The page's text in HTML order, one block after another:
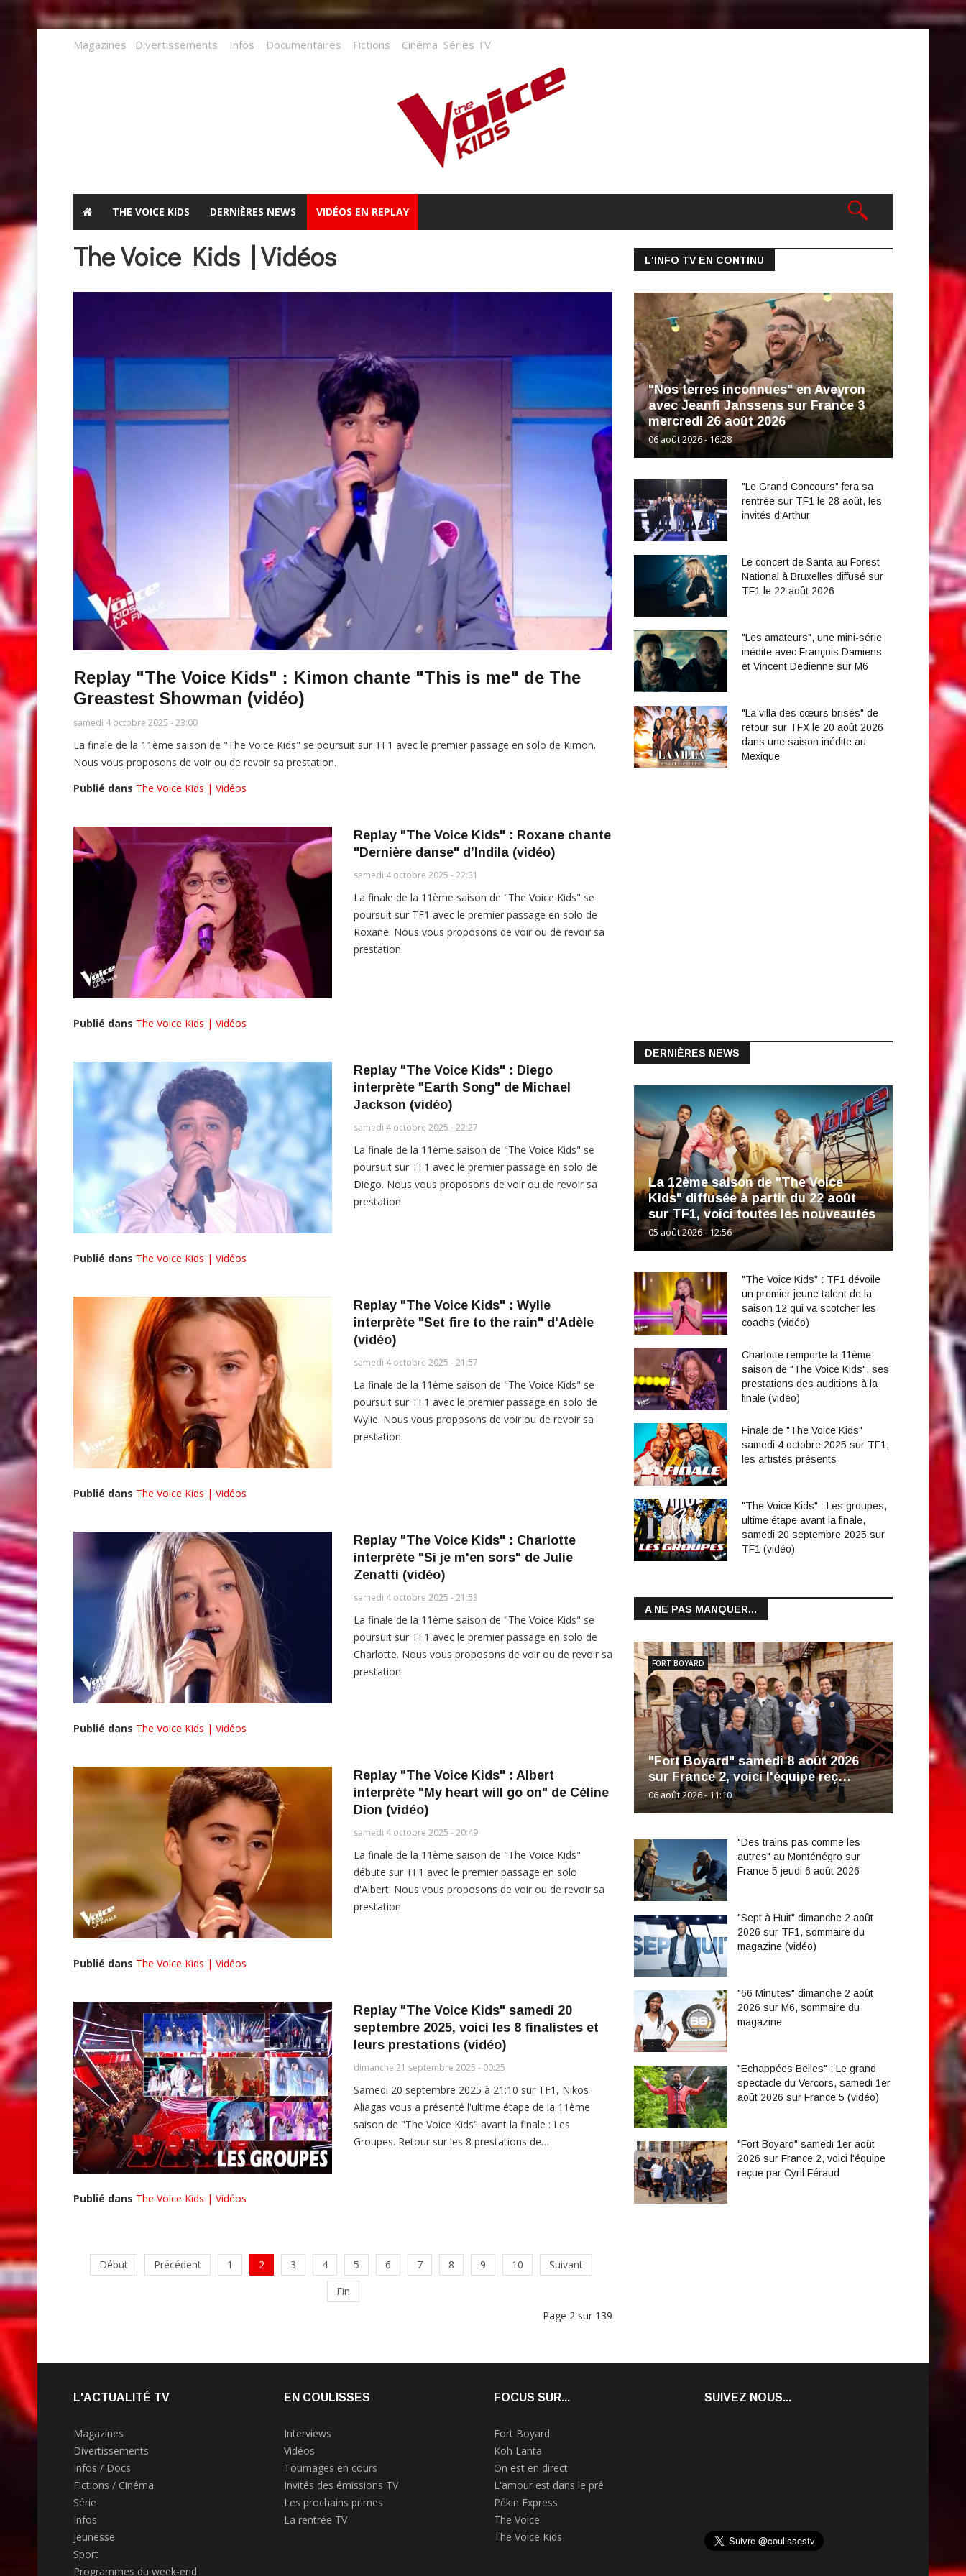
Magazines Divertissements Infos Documentaires Fictions Cinéma Séries TV
THE VOICE KIDS DERNIÈRES NEWS VIDÉOS EN REPLAY
The Voice Kids | Vidéos
Replay "The Voice Kids" : Kimon chante "This is me" de The
Greastest Showman (vidéo)
samedi 4 octobre 2025 - 23:00
La finale de la 11ème saison de "The Voice Kids" se poursuit sur TF1 avec le premier passage en solo de Kimon.
Nous vous proposons de voir ou de revoir sa prestation.
Publié dans The Voice Kids | Vidéos
Replay "The Voice Kids" : Roxane chante
"Dernière danse" d’Indila (vidéo)
samedi 4 octobre 2025 - 22:31
La finale de la 11ème saison de "The Voice Kids" se
poursuit sur TF1 avec le premier passage en solo de
Roxane. Nous vous proposons de voir ou de revoir sa
prestation.
Publié dans The Voice Kids | Vidéos
Replay "The Voice Kids" : Diego
interprète "Earth Song" de Michael
Jackson (vidéo)
samedi 4 octobre 2025 - 22:27
La finale de la 11ème saison de "The Voice Kids" se
poursuit sur TF1 avec le premier passage en solo de
Diego. Nous vous proposons de voir ou de revoir sa
prestation.
Publié dans The Voice Kids | Vidéos
Replay "The Voice Kids" : Wylie
interprète "Set fire to the rain" d'Adèle
(vidéo)
samedi 4 octobre 2025 - 21:57
La finale de la 11ème saison de "The Voice Kids" se
poursuit sur TF1 avec le premier passage en solo de
Wylie. Nous vous proposons de voir ou de revoir sa
prestation.
Publié dans The Voice Kids | Vidéos
Replay "The Voice Kids" : Charlotte
interprète "Si je m'en sors" de Julie
Zenatti (vidéo)
samedi 4 octobre 2025 - 21:53
La finale de la 11ème saison de "The Voice Kids" se
poursuit sur TF1 avec le premier passage en solo de
Charlotte. Nous vous proposons de voir ou de revoir sa
prestation.
Publié dans The Voice Kids | Vidéos
Replay "The Voice Kids" : Albert
interprète "My heart will go on" de Céline
Dion (vidéo)
samedi 4 octobre 2025 - 20:49
La finale de la 11ème saison de "The Voice Kids"
débute sur TF1 avec le premier passage en solo
d'Albert. Nous vous proposons de voir ou de revoir sa
prestation.
Publié dans The Voice Kids | Vidéos
Replay "The Voice Kids" samedi 20
septembre 2025, voici les 8 finalistes et
leurs prestations (vidéo)
dimanche 21 septembre 2025 - 00:25
Samedi 20 septembre 2025 à 21:10 sur TF1, Nikos
Aliagas vous a présenté l'ultime étape de la 11ème
saison de "The Voice Kids" avant la finale : Les
Groupes. Retour sur les 8 prestations de…
Publié dans The Voice Kids | Vidéos
Début Précédent 1 2 3 4 5 6 7 8 9 10
Suivant
Fin
Page 2 sur 139
L'INFO TV EN CONTINU
"Nos terres inconnues" en Aveyron
avec Jeanfi Janssens sur France 3
mercredi 26 août 2026
06 août 2026 - 16:28
"Le Grand Concours" fera sa
rentrée sur TF1 le 28 août, les
invités d'Arthur
Le concert de Santa au Forest
National à Bruxelles diffusé sur
TF1 le 22 août 2026
"Les amateurs", une mini-série
inédite avec François Damiens
et Vincent Dedienne sur M6
"La villa des cœurs brisés" de
retour sur TFX le 20 août 2026
dans une saison inédite au
Mexique
DERNIÈRES NEWS
La 12ème saison de "The Voice
Kids" diffusée à partir du 22 août
sur TF1, voici toutes les nouveautés
05 août 2026 - 12:56
"The Voice Kids" : TF1 dévoile
un premier jeune talent de la
saison 12 qui va scotcher les
coachs (vidéo)
Charlotte remporte la 11ème
saison de "The Voice Kids", ses
prestations des auditions à la
finale (vidéo)
Finale de "The Voice Kids"
samedi 4 octobre 2025 sur TF1,
les artistes présents
"The Voice Kids" : Les groupes,
ultime étape avant la finale,
samedi 20 septembre 2025 sur
TF1 (vidéo)
A NE PAS MANQUER...
"Fort Boyard" samedi 8 août 2026
sur France 2, voici l'équipe reç…
06 août 2026 - 11:10
FORT BOYARD
"Des trains pas comme les
autres" au Monténégro sur
France 5 jeudi 6 août 2026
"Sept à Huit" dimanche 2 août
2026 sur TF1, sommaire du
magazine (vidéo)
"66 Minutes" dimanche 2 août
2026 sur M6, sommaire du
magazine
"Echappées Belles" : Le grand
spectacle du Vercors, samedi 1er
août 2026 sur France 5 (vidéo)
"Fort Boyard" samedi 1er août
2026 sur France 2, voici l'équipe
reçue par Cyril Féraud
L'ACTUALITÉ TV
Magazines
Divertissements
Infos / Docs
Fictions / Cinéma
Série
Infos
Jeunesse
Sport
Programmes du week-end
EN COULISSES
Interviews
Vidéos
Tournages en cours
Invités des émissions TV
Les prochains primes
La rentrée TV
FOCUS SUR...
Fort Boyard
Koh Lanta
On est en direct
L'amour est dans le pré
Pékin Express
The Voice
The Voice Kids
SUIVEZ NOUS...